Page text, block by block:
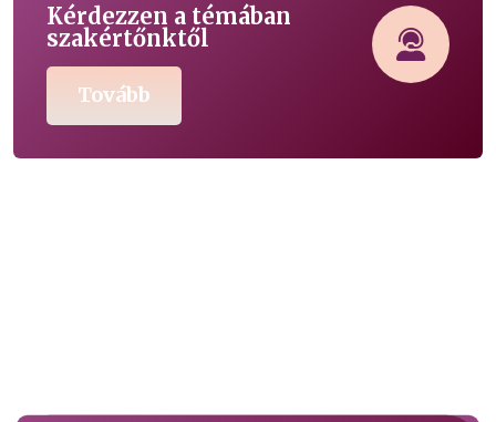
Kérdezzen a témában
szakértőnktől
Tovább